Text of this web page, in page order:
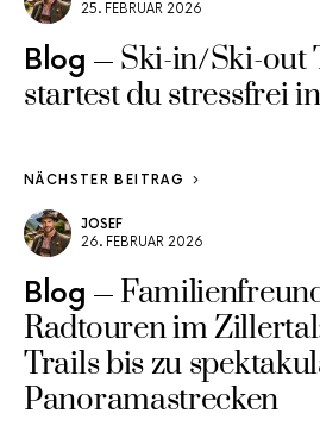
25. FEBRUAR 2026
Blog
Ski-in/Ski-out
startest du stressfrei
NÄCHSTER BEITRAG
JOSEF
26. FEBRUAR 2026
Blog
Radtouren im
Trails bis zu
Panoramastrecken